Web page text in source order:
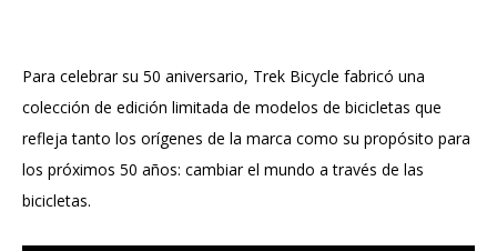
Para celebrar su 50 aniversario, Trek Bicycle fabricó una
colección de edición limitada de modelos de bicicletas que
refleja tanto los orígenes de la marca como su propósito para
los próximos 50 años: cambiar el mundo a través de las
bicicletas.